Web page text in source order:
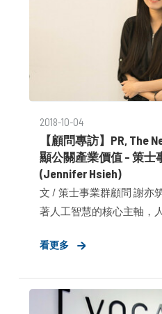
2018-10-04
【顧問專訪】PR, The
顯公關產業價值 – 策士
(Jennifer Hsieh)
文 / 策士事業群顧問 謝亦
著人工智慧的核心主軸，
看更多